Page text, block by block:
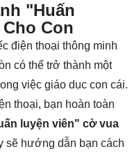
"Huấn
Con
điện thoại thông minh
có thể trở thành một
việc giáo dục con cái.
thoại, bạn hoàn toàn
luyện viên" cờ vua
sẽ hướng dẫn bạn cách